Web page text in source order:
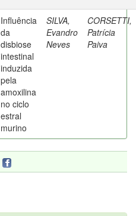
Influência
da
disbiose
intestinal
induzida
pela
amoxilina
no ciclo
estral
murino
SILVA,
Evandro
Neves
CORSETTI,
Patrícia
Paiva